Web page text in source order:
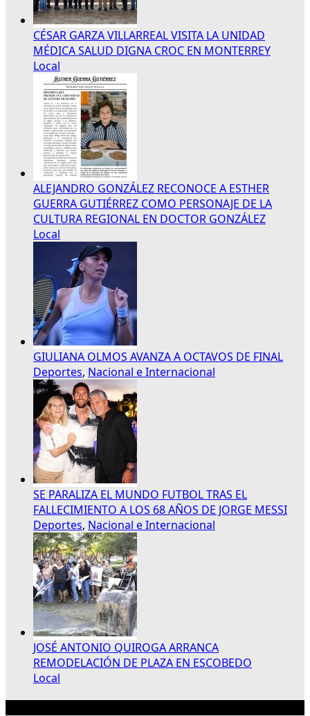
CÉSAR GARZA VILLARREAL VISITA LA UNIDAD
MÉDICA SALUD DIGNA CROC EN MONTERREY
Local
ALEJANDRO GONZÁLEZ RECONOCE A ESTHER
GUERRA GUTIÉRREZ COMO PERSONAJE DE LA
CULTURA REGIONAL EN DOCTOR GONZÁLEZ
Local
GIULIANA OLMOS AVANZA A OCTAVOS DE FINAL
Deportes, Nacional e Internacional
SE PARALIZA EL MUNDO FUTBOL TRAS EL
FALLECIMIENTO A LOS 68 AÑOS DE JORGE MESSI
Deportes, Nacional e Internacional
JOSÉ ANTONIO QUIROGA ARRANCA
REMODELACIÓN DE PLAZA EN ESCOBEDO
Local